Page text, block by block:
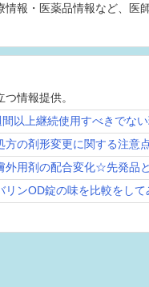
報・医薬品情報など、医
情報提供。
以上継続使用すべきでな
の剤形変更に関する注意
外用剤の配合変化☆先発品
ンOD錠の味を比較をして